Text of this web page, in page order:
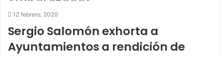
12 febrero, 2020
Sergio Salomón exhorta a
Ayuntamientos a rendición de